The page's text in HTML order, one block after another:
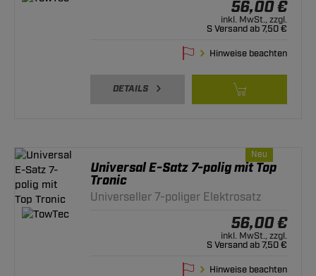
56,00 €
inkl. MwSt., zzgl.
S Versand ab 7,50 €
Hinweise beachten
DETAILS
Neu
Universal E-Satz 7-polig mit Top
Tronic
Universeller 7-poliger Elektrosatz
56,00 €
inkl. MwSt., zzgl.
S Versand ab 7,50 €
Hinweise beachten